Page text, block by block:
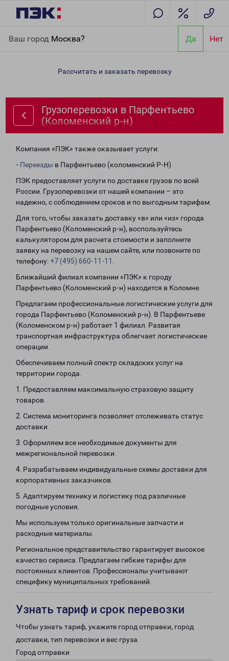
Ваш город Москва? Да Нет
(Коломенский р-н)
Рассчитать и заказать перевозку
Грузоперевозки в Парфентьево
(Коломенский р-н)
Компания «ПЭК» также оказывает услуги:
- Переезды в Парфентьево (коломенский Р-Н)
ПЭК предоставляет услуги по доставке грузов по всей
России. Грузоперевозки от нашей компании – это
надежно, с соблюдением сроков и по выгодным тарифам.
Для того, чтобы заказать доставку «в» или «из» города
Парфентьево (Коломенский р-н), воспользуйтесь
калькулятором для расчета стоимости и заполните
заявку на перевозку на нашем сайте, или позвоните по
телефону: +7 (495) 660-11-11
Ближайший филиал компании «ПЭК» к городу
Парфентьево (Коломенский р-н) находится в Коломне.
Предлагаем профессиональные логистические услуги для
города Парфентьево (Коломенский р-н). В Парфентьеве
(Коломенском р-н) работает 1 филиал. Развитая
транспортная инфраструктура облегчает логистические
операции.
Обеспечиваем полный спектр складских услуг на
территории города.
1. Предоставляем максимальную страховую защиту
товаров.
2. Система мониторинга позволяет отслеживать статус
доставки.
3. Оформляем все необходимые документы для
межрегиональной перевозки.
4. Разрабатываем индивидуальные схемы доставки для
корпоративных заказчиков.
5. Адаптируем технику и логистику под различные
погодные условия.
Мы используем только оригинальные запчасти и
расходные материалы.
Региональное представительство гарантирует высокое
качество сервиса. Предлагаем гибкие тарифы для
постоянных клиентов. Профессионалы учитывают
специфику муниципальных требований.
Узнать тариф и срок перевозки
Чтобы узнать тариф, укажите город отправки, город
доставки, тип перевозки и вес груза.
Город отправки